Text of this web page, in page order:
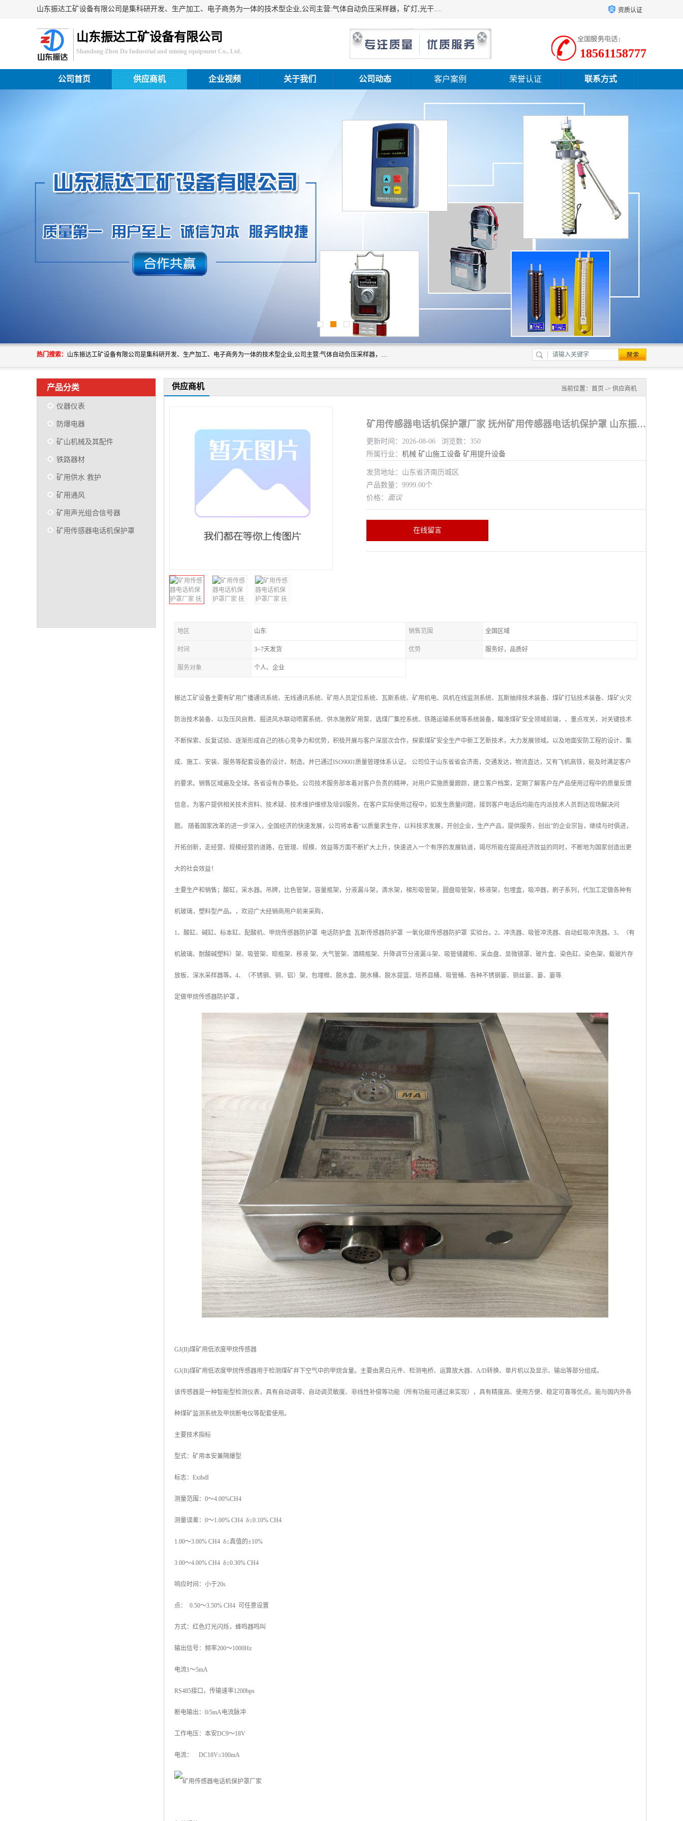
山东振达工矿设备有限公司是集科研开发、生产加工、电子商务为一体的技术型企业,公司主营:气体自动负压采样器，矿灯,光干涉甲烷测定器及其校验仪,甲烷报警仪及其校验装置,甲烷传感器校验装置,粉尘校验装置,煤尘爆炸校验装置,高压水表,三点测径规,圆型规,钢规磨耗仪,第四种检查器,内距尺,轮径尺,样板等铁路配件仪表,矿用设备等产品. 资质认证
山东振达工矿设备有限公司
Shandong Zhen Da Industrial and mining equipment Co., Ltd. 18561158777
公司首页 供应商机 企业视频 关于我们 公司动态 客户案例 荣誉认证 联系方式
热门搜索： 山东振达工矿设备有限公司是集科研开发、生产加工、电子商务为一体的技术型企业,公司主营:气体自动负压采样器，矿灯,光干涉甲烷测定器及其校验仪,甲烷报警仪及其校验装置,甲烷传感器校验装置,粉尘校验装置,煤尘爆炸校验装置,高压水表,三点测径规,圆型规,钢规磨耗仪,第四种检查器,内距尺,轮径尺,样板等铁路配件仪表,矿用设备等产品.
产品分类
仪器仪表
防爆电器
矿山机械及其配件
铁路器材
矿用供水 救护
矿用通风
矿用声光组合信号器
矿用传感器电话机保护罩
供应商机 当前位置： 首页 -> 供应商机
矿用传感器电话机保护罩厂家 抚州矿用传感器电话机保护罩 山东振达工矿设备有限公司
更新时间：2026-08-06 浏览数：350
所属行业： 机械 矿山施工设备 矿用提升设备
发货地址：山东省济南历城区
产品数量：9999.00个
价格： 面议
在线留言
地区 山东 销售范围 全国区域
时间 3~7天发货 优势 服务好，品质好
服务对象 个人、企业
振达工矿设备主要有矿用广播通讯系统、无线通讯系统、矿用人员定位系统、瓦斯系统、矿用机电、风机在线监测系统、瓦斯抽排技术装备、煤矿打钻技术装备、煤矿火灾
防治技术装备、以及压风自救、掘进风水联动喷雾系统、供水施救矿用泵、选煤厂集控系统、铁路运输系统等系统装备，瞄准煤矿安全领域前端，、重点攻关，对关键技术
不断探索、反复试验、逐渐形成自己的核心竞争力和优势，积极开展与客户深层次合作，探索煤矿安全生产中新工艺新技术，大力发展领域。以及地面安防工程的设计、集
成、施工、安装、服务等配套设备的设计、制造。并已通过ISO9001质量管理体系认证。 公司位于山东省省会济南，交通发达，物流直达，又有飞机高铁，能及时满足客户
的要求。销售区域遍及全球。各省设有办事处。公司技术服务部本着对客户负责的精神，对用户实施质量跟踪，建立客户档案，定期了解客户在产品使用过程中的质量反馈
信息，为客户提供相关技术资料、技术疑、技术维护维修及培训服务。在客户实际使用过程中，如发生质量问题，接到客户电话后均能在内派技术人员到达现场解决问
题。 随着国家改革的进一步深入，全国经济的快速发展，公司将本着“以质量求生存，以科技求发展，开创企业，生产产品，提供服务，创出”的企业宗旨，继续与时俱进，
开拓创新，走经营、规模经营的道路，在管理、规模、效益等方面不断扩大上升，快速进入一个有序的发展轨道，竭尽所能在提高经济效益的同时，不断地为国家创造出更
大的社会效益！
主要生产和销售；酸缸，采水器。吊牌，比色管架，容量瓶架，分液漏斗架，滴水架，梯形吸管架，圆盘吸管架，移液架，包埋盒，吸冲器，刷子系列，代加工定做各种有
机玻璃，塑料型产品。，欢迎广大经销商用户前来采购，
1、酸缸、碱缸、标本缸、配酸机、甲烷传感器防护罩 电话防护盒 瓦斯传感器防护罩 一氧化碳传感器防护罩 实验台。2、冲洗器、吸管冲洗器、自动虹吸冲洗器。3、（有
机玻璃、耐酸碱塑料）架、吸管架、晾瓶架、移液 架、大气管架、酒精瓶架、升降调节分液漏斗架、吸管储藏柜、采血盘、显微镜罩、玻片盒、染色缸、染色架、载玻片存
放板、深水采样器等。4、（不锈钢、铜、铝）架、包埋框、脱水盒、脱水桶、脱水提篮、培养皿桶、吸管桶、各种不锈钢篓、铜丝篓、篓、篓等.
定做甲烷传感器防护罩 。
GJ(B)煤矿用低浓度甲烷传感器
GJ(B)煤矿用低浓度甲烷传感器用于检测煤矿井下空气中的甲烷含量。主要由黑白元件、检测电桥、运算放大器、A/D转换、单片机以及显示、输出等部分组成。
该传感器是一种智能型检测仪表，具有自动调零、自动调灵敏度、非线性补偿等功能（所有功能可通过来实现），具有精度高、使用方便、稳定可靠等优点。能与国内外各
种煤矿监测系统及甲烷断电仪等配套使用。
主要技术指标
型式：矿用本安兼隔爆型
标志：ExibdI
测量范围：0～4.00%CH4
测量误差：0～1.00% CH4 δ≤0.10% CH4
1.00～3.00% CH4 δ≤真值的±10%
3.00～4.00% CH4 δ≤0.30% CH4
响应时间：小于20s
点： 0.50～3.50% CH4 可任意设置
方式：红色灯光闪烁，蜂鸣器鸣叫
输出信号：频率200～1000Hz
电流1～5mA
RS485接口，传输速率1200bps
断电输出：0/5mA电流脉冲
工作电压：本安DC9～18V
电流： DC18V≤100mA